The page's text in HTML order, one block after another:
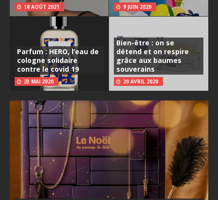
18 AOÛT 2021 9 JUIN 2020
Parfum : HERO, l’eau de
cologne solidaire
contre le covid 19
23 MAI 2020
Bien-être : on se
détend et on respire
grâce aux baumes
souverains
20 AVRIL 2020